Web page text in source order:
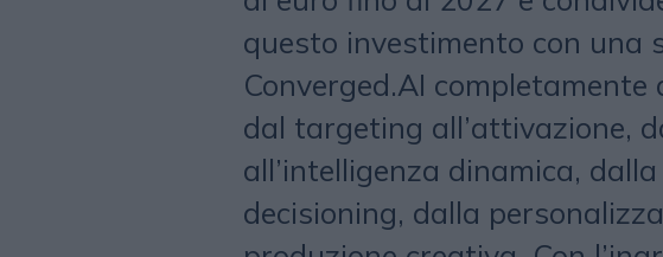
questo investimento con una
Converged.AI
dal targeting all’attivazione,
all’intelligenza dinamica,
decisioning, dalla